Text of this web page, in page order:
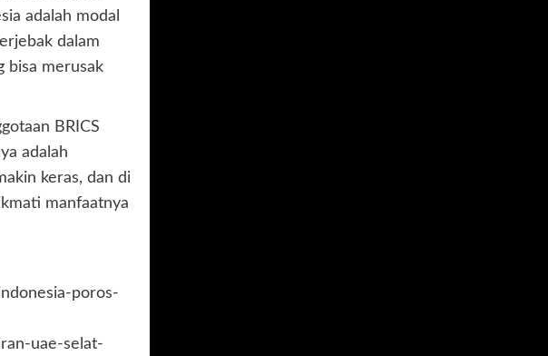
adalah modal
dalam
bisa merusak
BRICS
adalah
keras, dan di
manfaatnya
poros-
uae-selat-